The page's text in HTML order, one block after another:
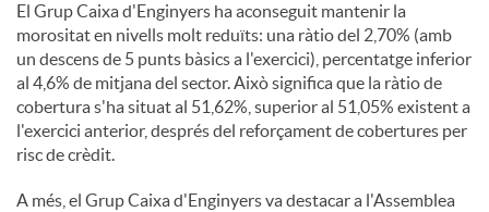
El Grup Caixa d'Enginyers ha aconseguit mantenir la
morositat en nivells molt reduïts: una ràtio del 2,70% (amb
un descens de 5 punts bàsics a l'exercici), percentatge inferior
al 4,6% de mitjana del sector. Això significa que la ràtio de
cobertura s'ha situat al 51,62%, superior al 51,05% existent a
l'exercici anterior, després del reforçament de cobertures per
risc de crèdit.
A més, el Grup Caixa d'Enginyers va destacar a l'Assemblea